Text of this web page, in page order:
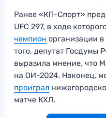
Ранее «КП-Спорт»
UFC 297, в ходе
чемпион организации
того, депутат Госдумы
выразила мнение, что
на ОИ-2024. Наконец,
проиграл
матче КХЛ.